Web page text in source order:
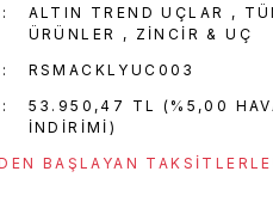
ALTIN TREND UÇLAR ,
ÜRÜNLER
, ZINCIR & UÇ
RSMACKLYUC003
53.950,47 TL (%5,00
INDIRIMI)
BAŞLAYAN